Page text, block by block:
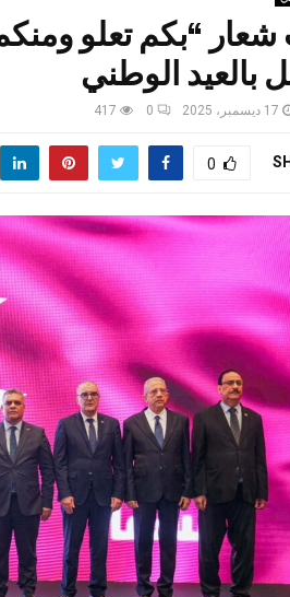
“بكم تعلو
بالعيد الوطني
17 ديسمبر، 2025 0
417
0